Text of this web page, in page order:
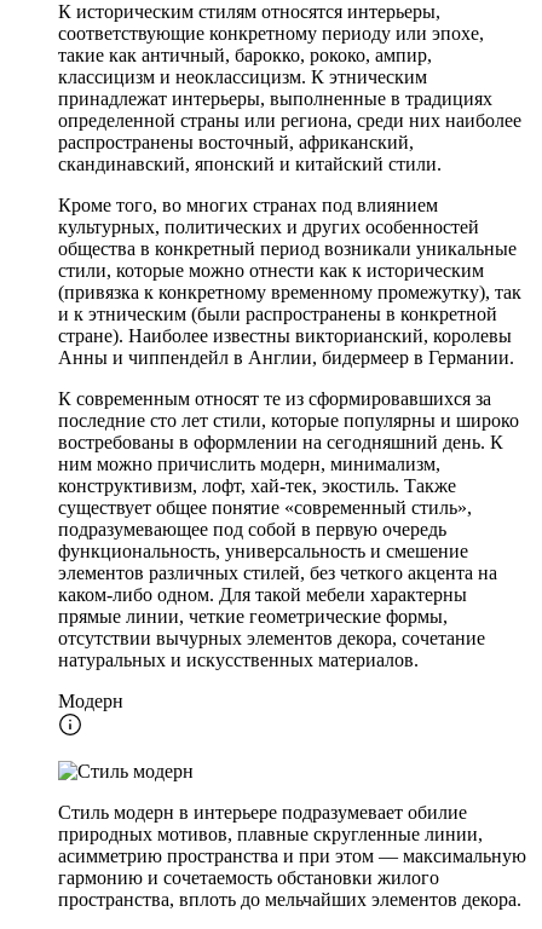
К историческим стилям относятся интерьеры,
соответствующие конкретному периоду или эпохе,
такие как античный, барокко, рококо, ампир,
классицизм и неоклассицизм. К этническим
принадлежат интерьеры, выполненные в традициях
определенной страны или региона, среди них наиболее
распространены восточный, африканский,
скандинавский, японский и китайский стили.
Кроме того, во многих странах под влиянием
культурных, политических и других особенностей
общества в конкретный период возникали уникальные
стили, которые можно отнести как к историческим
(привязка к конкретному временному промежутку), так
и к этническим (были распространены в конкретной
стране). Наиболее известны викторианский, королевы
Анны и чиппендейл в Англии, бидермеер в Германии.
К современным относят те из сформировавшихся за
последние сто лет стили, которые популярны и широко
востребованы в оформлении на сегодняшний день. К
ним можно причислить модерн, минимализм,
конструктивизм, лофт, хай-тек, экостиль. Также
существует общее понятие «современный стиль»,
подразумевающее под собой в первую очередь
функциональность, универсальность и смешение
элементов различных стилей, без четкого акцента на
каком-либо одном. Для такой мебели характерны
прямые линии, четкие геометрические формы,
отсутствии вычурных элементов декора, сочетание
натуральных и искусственных материалов.
Модерн
Стиль модерн в интерьере подразумевает обилие
природных мотивов, плавные скругленные линии,
асимметрию пространства и при этом — максимальную
гармонию и сочетаемость обстановки жилого
пространства, вплоть до мельчайших элементов декора.